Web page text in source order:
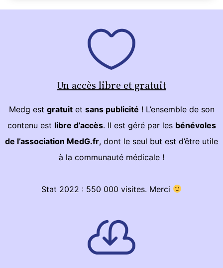
Un accès libre et gratuit
Medg est gratuitet sans publicité ! L’ensemble de son
contenu est libre d’accès. Il est géré par les bénévoles
de l’association MedG.fr, dont le seul but est d’être utile
à la communauté médicale !
Stat 2022 : 550 000 visites. Merci